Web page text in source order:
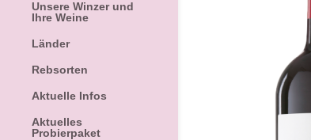
Unsere Winzer und
Ihre Weine
Länder
Rebsorten
Aktuelle Infos
Aktuelles
Probierpaket